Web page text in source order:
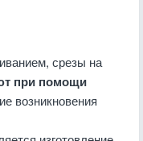
срезы на
при помощи
возникновения